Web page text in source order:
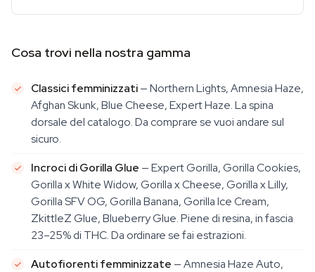
Cosa trovi nella nostra gamma
Classici femminizzati— Northern Lights, Amnesia Haze,
Afghan Skunk, Blue Cheese, Expert Haze. La spina
dorsale del catalogo. Da comprare se vuoi andare sul
sicuro.
Incroci di Gorilla Glue — Expert Gorilla, Gorilla Cookies,
Gorilla x White Widow, Gorilla x Cheese, Gorilla x Lilly,
Gorilla SFV OG, Gorilla Banana, Gorilla Ice Cream,
ZkittleZ Glue, Blueberry Glue. Piene di resina, in fascia
23–25% di THC. Da ordinare se fai estrazioni.
Autofiorenti femminizzate — Amnesia Haze Auto,